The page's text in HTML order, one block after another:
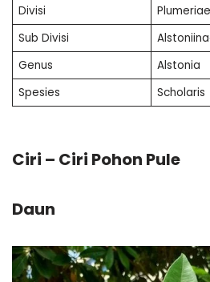
Divisi
Plumeriae
Sub Divisi
Genus
Alstonia
Spesies
Scholaris
Ciri – Ciri Pohon Pule
Daun